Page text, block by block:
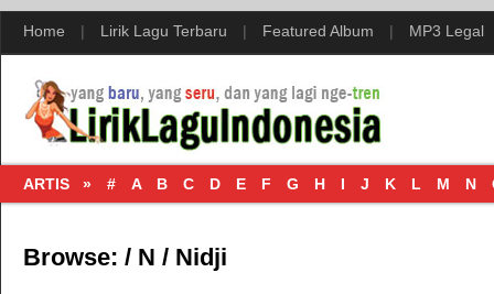
Home | Lirik Lagu Terbaru | Featured Album | MP3 Legal
ARTIS » # A B C D E F G H I J K L M N
Browse: / N / Nidji